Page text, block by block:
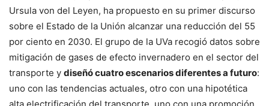
Ursula von del Leyen, ha propuesto en su primer discurso
sobre el Estado de la Unión alcanzar una reducción del 55
por ciento en 2030. El grupo de la UVa recogió datos sobre
mitigación de gases de efecto invernadero en el sector del
transporte y diseñó cuatro escenarios diferentes a futuro:
uno con las tendencias actuales, otro con una hipotética